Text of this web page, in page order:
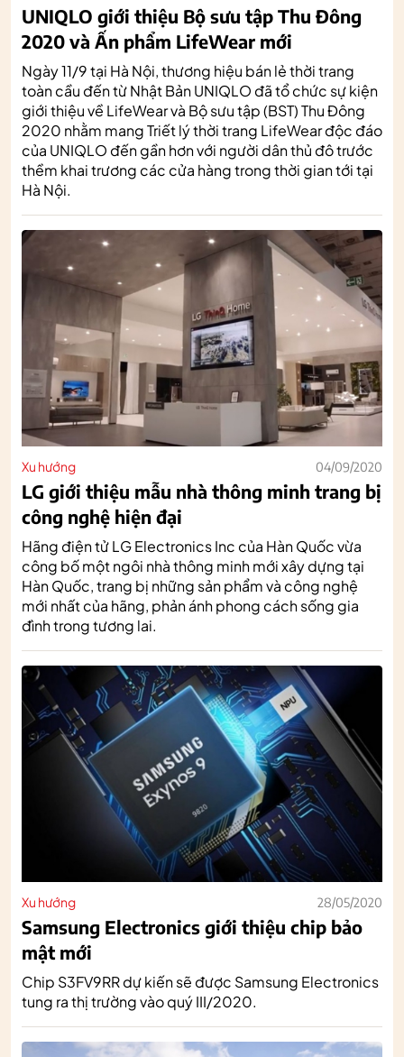
UNIQLO giới thiệu Bộ sưu tập Thu Đông
2020 và Ấn phẩm LifeWear mới
Ngày 11/9 tại Hà Nội, thương hiệu bán lẻ thời trang
toàn cầu đến từ Nhật Bản UNIQLO đã tổ chức sự kiện
giới thiệu về LifeWear và Bộ sưu tập (BST) Thu Đông
2020 nhằm mang Triết lý thời trang LifeWear độc đáo
của UNIQLO đến gần hơn với người dân thủ đô trước
thềm khai trương các cửa hàng trong thời gian tới tại
Hà Nội.
Xu hướng 04/09/2020
LG giới thiệu mẫu nhà thông minh trang bị
công nghệ hiện đại
Hãng điện tử LG Electronics Inc của Hàn Quốc vừa
công bố một ngôi nhà thông minh mới xây dựng tại
Hàn Quốc, trang bị những sản phẩm và công nghệ
mới nhất của hãng, phản ánh phong cách sống gia
đình trong tương lai.
Xu hướng 28/05/2020
Samsung Electronics giới thiệu chip bảo
mật mới
Chip S3FV9RR dự kiến sẽ được Samsung Electronics
tung ra thị trường vào quý III/2020.